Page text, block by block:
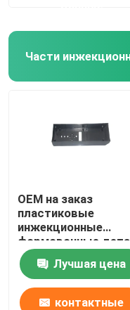
Части
OEM на заказ
пластиковые
инжекционные
формовочные
дизайн для панели
управления
воздушный
нагреватель
Лучшая цена
контактные